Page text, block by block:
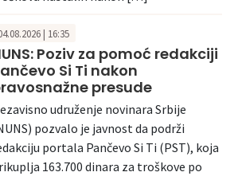
| 16:35
Poziv za pomoć redakciji
Si Ti nakon
presude
udruženje novinara Srbije
pozvalo je javnost da podrži
portala Pančevo Si Ti (PST), koja
163.700 dinara za troškove po